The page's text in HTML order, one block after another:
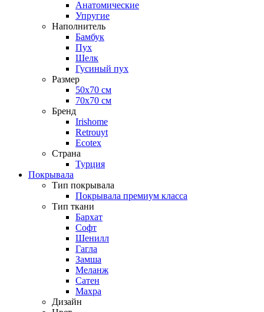
Анатомические
Упругие
Наполнитель
Бамбук
Пух
Шелк
Гусиный пух
Размер
50х70 см
70х70 см
Бренд
Irishome
Retrouyt
Ecotex
Cтрана
Турция
Покрывала
Тип покрывала
Покрывала премиум класса
Тип ткани
Бархат
Софт
Шенилл
Гагла
Замша
Меланж
Сатен
Махра
Дизайн